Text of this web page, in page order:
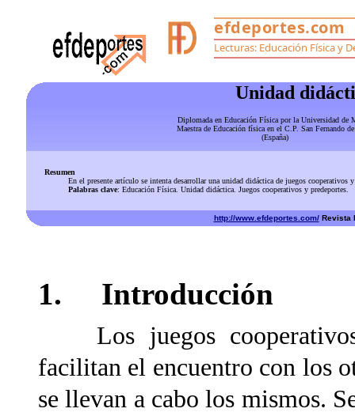
Unidad
Diplomada en Educación Física por la Universidad de
Maestra de Educación física en el C.P. San Fernando
(España)
Resumen
En el presente artículo se intenta desarrollar una unidad didáctica de juegos cooperativos y
Palabras clave: Educación Física. Unidad didáctica. Juegos cooperativos y predeportes.
http://www.efdeportes.com/Revista
1. Introducción
Los juegos cooperativos
facilitan el encuentro con los
se llevan a cabo los mismos.